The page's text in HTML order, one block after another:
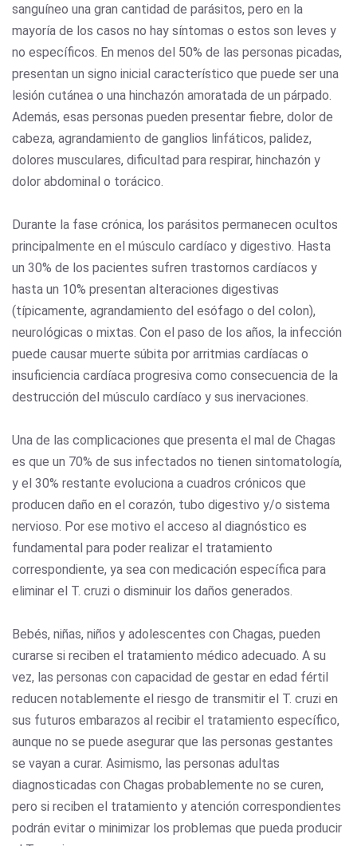
sanguíneo una gran cantidad de parásitos, pero en la
mayoría de los casos no hay síntomas o estos son leves y
no específicos. En menos del 50% de las personas picadas,
presentan un signo inicial característico que puede ser una
lesión cutánea o una hinchazón amoratada de un párpado.
Además, esas personas pueden presentar fiebre, dolor de
cabeza, agrandamiento de ganglios linfáticos, palidez,
dolores musculares, dificultad para respirar, hinchazón y
dolor abdominal o torácico.
Durante la fase crónica, los parásitos permanecen ocultos
principalmente en el músculo cardíaco y digestivo. Hasta
un 30% de los pacientes sufren trastornos cardíacos y
hasta un 10% presentan alteraciones digestivas
(típicamente, agrandamiento del esófago o del colon),
neurológicas o mixtas. Con el paso de los años, la infección
puede causar muerte súbita por arritmias cardíacas o
insuficiencia cardíaca progresiva como consecuencia de la
destrucción del músculo cardíaco y sus inervaciones.
Una de las complicaciones que presenta el mal de Chagas
es que un 70% de sus infectados no tienen sintomatología,
y el 30% restante evoluciona a cuadros crónicos que
producen daño en el corazón, tubo digestivo y/o sistema
nervioso. Por ese motivo el acceso al diagnóstico es
fundamental para poder realizar el tratamiento
correspondiente, ya sea con medicación específica para
eliminar el T. cruzi o disminuir los daños generados.
Bebés, niñas, niños y adolescentes con Chagas, pueden
curarse si reciben el tratamiento médico adecuado. A su
vez, las personas con capacidad de gestar en edad fértil
reducen notablemente el riesgo de transmitir el T. cruzi en
sus futuros embarazos al recibir el tratamiento específico,
aunque no se puede asegurar que las personas gestantes
se vayan a curar. Asimismo, las personas adultas
diagnosticadas con Chagas probablemente no se curen,
pero si reciben el tratamiento y atención correspondientes
podrán evitar o minimizar los problemas que pueda producir